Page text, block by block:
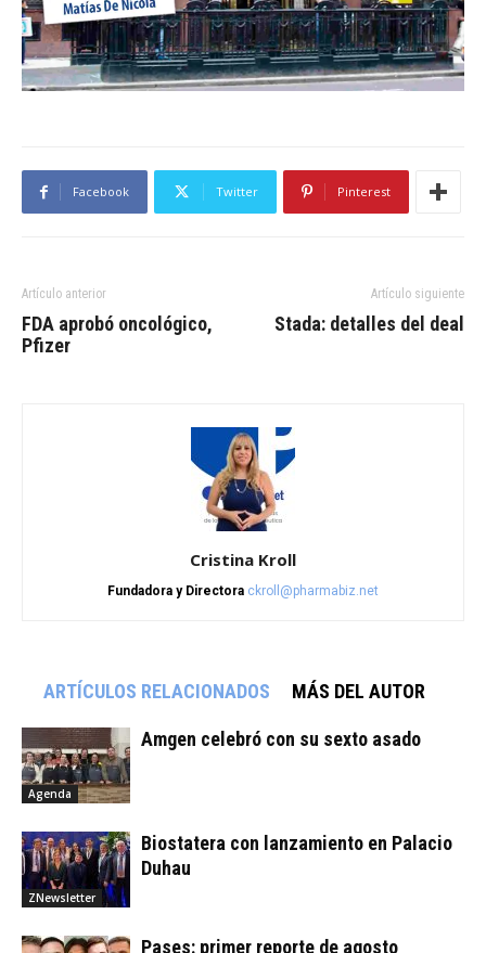
Facebook Twitter Pinterest
Artículo anterior
FDA aprobó oncológico,
Pfizer
Artículo siguiente
Stada: detalles del deal
Cristina Kroll
Fundadora y Directora ckroll@pharmabiz.net
ARTÍCULOS RELACIONADOS MÁS DEL AUTOR
Agenda
Amgen celebró con su sexto asado
ZNewsletter
Biostatera con lanzamiento en Palacio
Duhau
Pases: primer reporte de agosto